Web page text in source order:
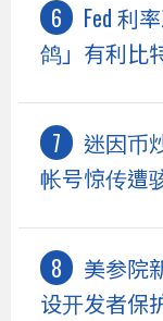
Fed 利
鸽」有利比
迷因币
帐号惊传遭
美参院
设开发者保